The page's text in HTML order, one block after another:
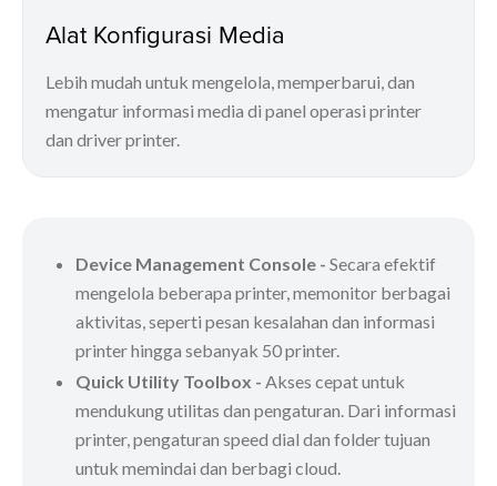
Alat Konfigurasi Media
Lebih mudah untuk mengelola, memperbarui, dan
mengatur informasi media di panel operasi printer
dan driver printer.
Device Management Console - Secara efektif
mengelola beberapa printer, memonitor berbagai
aktivitas, seperti pesan kesalahan dan informasi
printer hingga sebanyak 50 printer.
Quick Utility Toolbox - Akses cepat untuk
mendukung utilitas dan pengaturan. Dari informasi
printer, pengaturan speed dial dan folder tujuan
untuk memindai dan berbagi cloud.